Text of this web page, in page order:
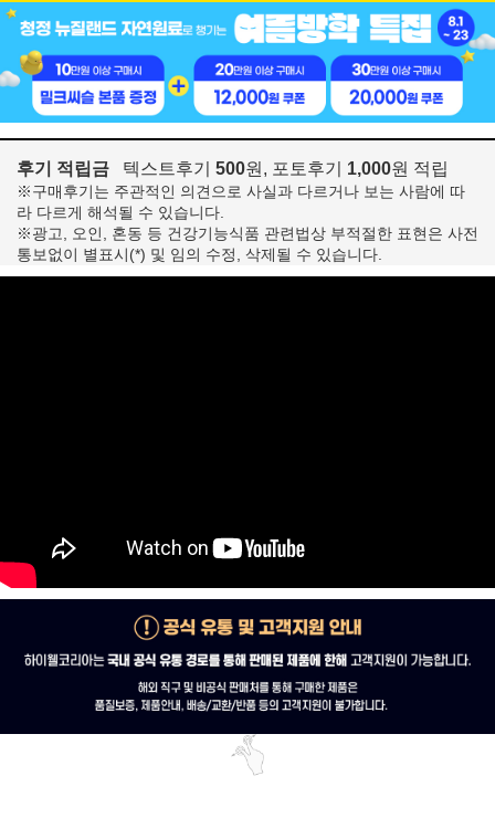
후기 적립금 텍스트후기 500원, 포토후기 1,000원 적립
※구매후기는 주관적인 의견으로 사실과 다르거나 보는 사람에 따
라 다르게 해석될 수 있습니다.
※광고, 오인, 혼동 등 건강기능식품 관련법상 부적절한 표현은 사전
통보없이 별표시(*) 및 임의 수정, 삭제될 수 있습니다.